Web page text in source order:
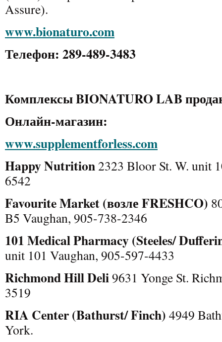
Assure).
www.bionaturo.com
Телефон: 289-489-3483
Комплексы BIONATURO LAB
Онлайн-магазин:
www.supplementforless.com
Happy Nutrition2323 Bloor St. W. unit
6542
Favourite Market (возле FRESHCO)
B5 Vaughan, 905-738-2346
101 Medical Pharmacy (Steeles/
unit 101 Vaughan, 905-597-4433
Richmond Hill Deli9631 Yonge St.
3519
RIA Center (Bathurst/Finch) 4949
York.